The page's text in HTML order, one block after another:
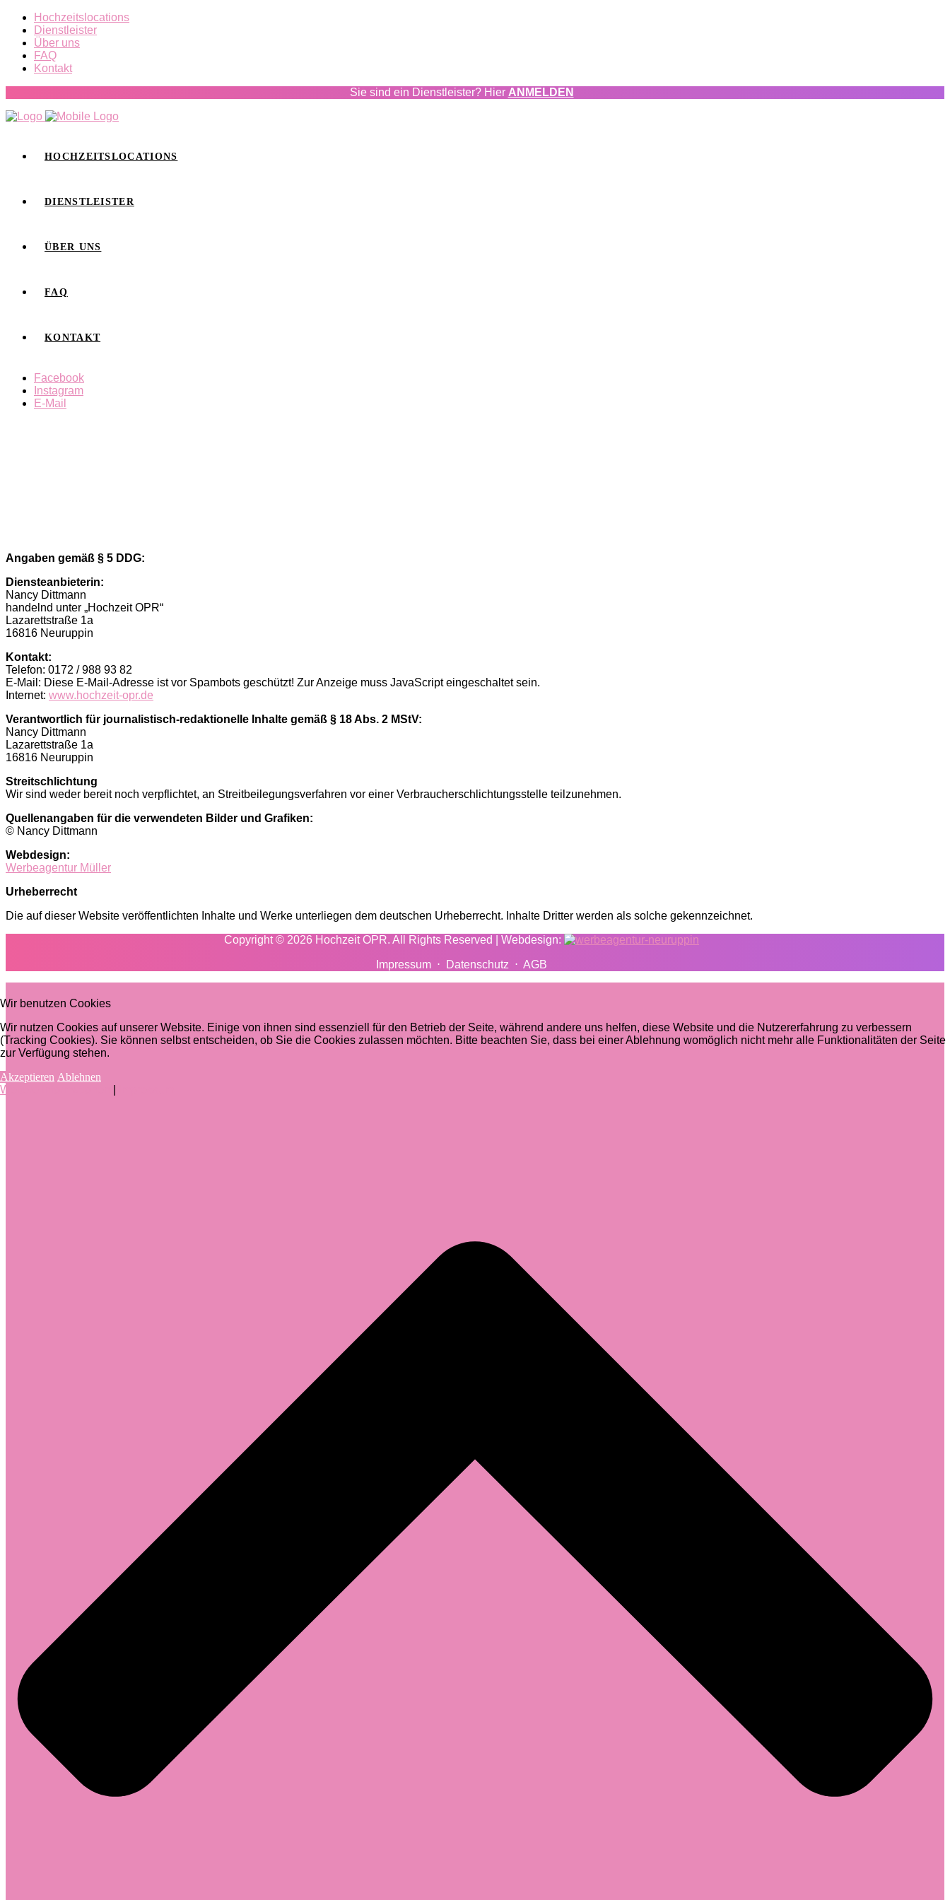
Hochzeitslocations
Dienstleister
Über uns
FAQ
Kontakt
Sie sind ein Dienstleister? Hier ANMELDEN
HOCHZEITSLOCATIONS
DIENSTLEISTER
ÜBER UNS
FAQ
KONTAKT
Facebook
Instagram
E-Mail
Angaben gemäß § 5 DDG:
Diensteanbieterin:
Nancy Dittmann
handelnd unter „Hochzeit OPR“
Lazarettstraße 1a
16816 Neuruppin
Kontakt:
Telefon: 0172 / 988 93 82
E-Mail: Diese E-Mail-Adresse ist vor Spambots geschützt! Zur Anzeige muss JavaScript eingeschaltet sein.
Internet: www.hochzeit-opr.de
Verantwortlich für journalistisch-redaktionelle Inhalte gemäß § 18 Abs. 2 MStV:
Nancy Dittmann
Lazarettstraße 1a
16816 Neuruppin
Streitschlichtung
Wir sind weder bereit noch verpflichtet, an Streitbeilegungsverfahren vor einer Verbraucherschlichtungsstelle teilzunehmen.
Quellenangaben für die verwendeten Bilder und Grafiken:
© Nancy Dittmann
Webdesign:
Werbeagentur Müller
Urheberrecht
Die auf dieser Website veröffentlichten Inhalte und Werke unterliegen dem deutschen Urheberrecht. Inhalte Dritter werden als solche gekennzeichnet.
Copyright © 2026 Hochzeit OPR. All Rights Reserved | Webdesign:
Impressum ⋅ Datenschutz ⋅ AGB
Wir benutzen Cookies
Wir nutzen Cookies auf unserer Website. Einige von ihnen sind essenziell für den Betrieb der Seite, während andere uns helfen, diese Website und die Nutzererfahrung zu verbessern
(Tracking Cookies). Sie können selbst entscheiden, ob Sie die Cookies zulassen möchten. Bitte beachten Sie, dass bei einer Ablehnung womöglich nicht mehr alle Funktionalitäten der Seite
zur Verfügung stehen.
Akzeptieren Ablehnen
Weitere Informationen